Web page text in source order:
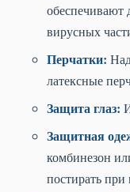
обеспечивают
вирусных
Перчатки:
латексные
Защита глаз:
Защитная
комбинезон
постирать при